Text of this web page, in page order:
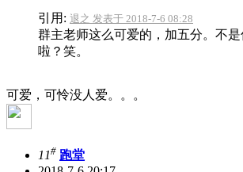
引用: 退之 发表于 2018-7-6 08:28
群主老师这么可爱的，加五分。不
啦？笑。
可爱，可怜没人爱。。。
11# 跑堂